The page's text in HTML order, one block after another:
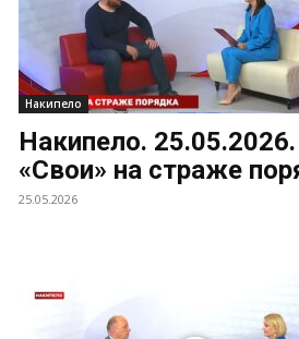
Накипело
Накипело. 25.05.2026.
«Свои» на страже
25.05.2026